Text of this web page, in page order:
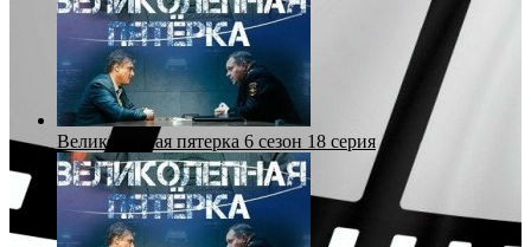
Великолепная пятерка 6 сезон 18 серия